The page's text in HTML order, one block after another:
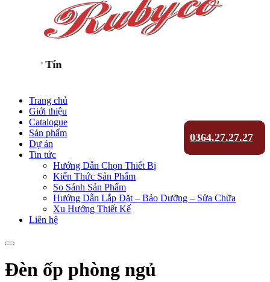
0364.27.27.27
Trang chủ
Giới thiệu
Catalogue
Sản phẩm
Dự án
Tin tức
Hướng Dẫn Chọn Thiết Bị
Kiến Thức Sản Phẩm
So Sánh Sản Phẩm
Hướng Dẫn Lắp Đặt – Bảo Dưỡng – Sửa Chữa
Xu Hướng Thiết Kế
Liên hệ
Đèn ốp phòng ngủ